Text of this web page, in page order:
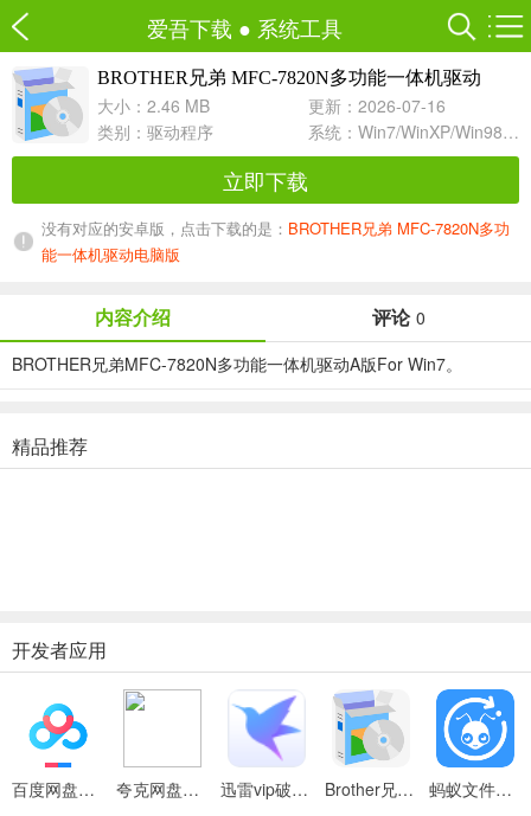
爱吾下载 ● 系统工具
BROTHER兄弟 MFC-7820N多功能一体机驱动
A For Win7
大小：2.46 MB
更新：2026-07-16
类别： 驱动程序 系统：Win7/WinXP/Win98/Win8/Win10兼容软件
立即下载
没有对应的安卓版，点击下载的是： BROTHER兄弟 MFC-7820N多功
能一体机驱动电脑版
内容介绍 评论 0
BROTHER兄弟MFC-7820N多功能一体机驱动A版For Win7。
精品推荐
开发者应用
百度网盘绿色免安装Pc电脑版 夸克网盘官方正式版 迅雷vip破解版永久会员2024版 Brother兄弟 MFC-8480DN多功能一体机ISIS驱动 蚂蚁文件（数据恢复大师）